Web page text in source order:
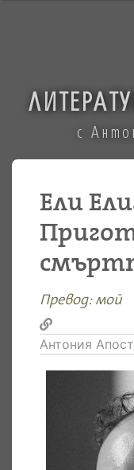
с
Ели
Превод: мой
Антония